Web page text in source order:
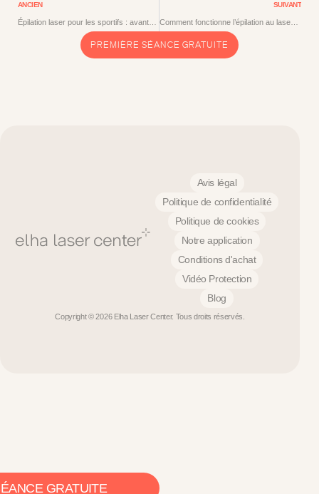
ANCIEN
Épilation laser pour les sportifs : avantages et recommandations
SUIVANT
PREMIÈRE SÉANCE GRATUITE
Avis légal
Politique de confidentialité
Politique de cookies
Notre application
Conditions d'achat
Vidéo Protection
Blog
Copyright © 2026 Elha Laser Center. Tous droits réservés.
GRATUITE